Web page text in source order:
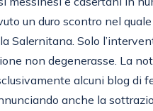
un duro scontro nel
Salernitana. Solo
non degenerasse. La
alcuni blog di
anche la